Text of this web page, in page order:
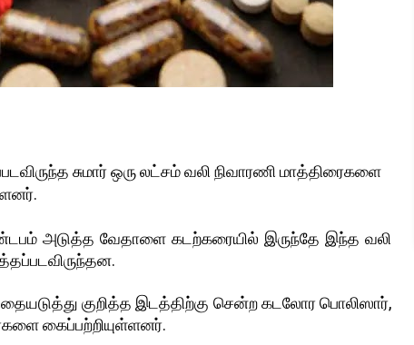
சுமார் ஒரு லட்சம் வலி நிவாரணி மாத்திரைகளை
அடுத்த வேதாளை கடற்கரையில் இருந்தே இந்த வலி
குறித்த இடத்திற்கு சென்ற கடலோர பொலிஸார்,
கைப்பற்றியுள்ளனர்.